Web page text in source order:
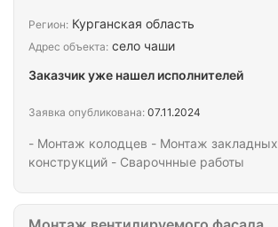
- Монтаж колодцев - Монтаж закладных
конструкций - Сварочнные работы
Регион: Курганская область
Адрес объекта: село чаши
Заказчик уже нашел исполнителей
Заявка опубликована: 07.11.2024